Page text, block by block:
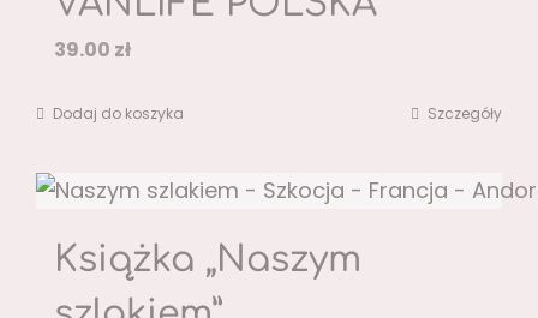
39.00 zł
Dodaj do koszyka Szczegóły
Książka „Naszym